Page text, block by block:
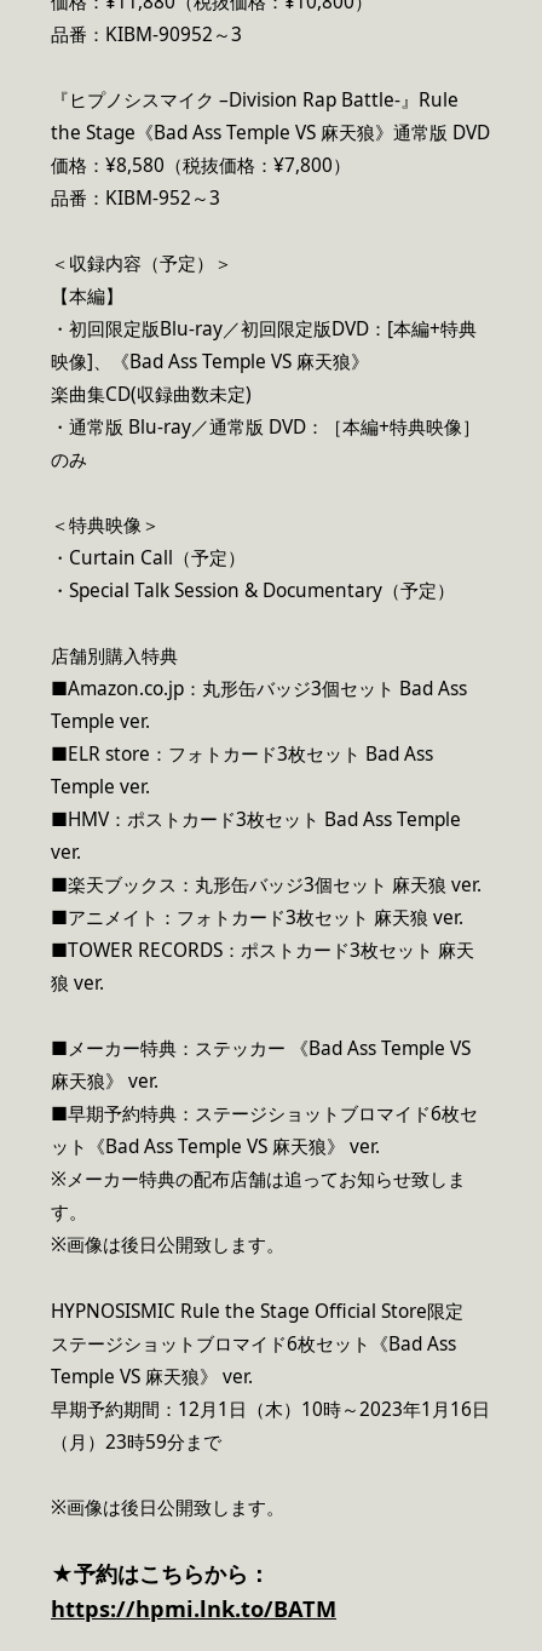
品番：KIBM-90952～3
『ヒプノシスマイク –Division Rap Battle-』Rule
the Stage《Bad Ass Temple VS 麻天狼》通常版 DVD
価格：¥8,580（税抜価格：¥7,800）
品番：KIBM-952～3
＜収録内容（予定）＞
【本編】
・初回限定版Blu-ray／初回限定版DVD：[本編+特典
映像]、《Bad Ass Temple VS 麻天狼》
楽曲集CD(収録曲数未定)
・通常版 Blu-ray／通常版 DVD：［本編+特典映像］
のみ
＜特典映像＞
・Curtain Call（予定）
・Special Talk Session & Documentary（予定）
店舗別購入特典
■Amazon.co.jp：丸形缶バッジ3個セット Bad Ass
Temple ver.
■ELR store：フォトカード3枚セット Bad Ass
Temple ver.
■HMV：ポストカード3枚セット Bad Ass Temple
ver.
■楽天ブックス：丸形缶バッジ3個セット 麻天狼 ver.
■アニメイト：フォトカード3枚セット 麻天狼 ver.
■TOWER RECORDS：ポストカード3枚セット 麻天
狼 ver.
■メーカー特典：ステッカー 《Bad Ass Temple VS
麻天狼》 ver.
■早期予約特典：ステージショットブロマイド6枚セ
ット《Bad Ass Temple VS 麻天狼》 ver.
※メーカー特典の配布店舗は追ってお知らせ致しま
す。
※画像は後日公開致します。
HYPNOSISMIC Rule the Stage Official Store限定
ステージショットブロマイド6枚セット《Bad Ass
Temple VS 麻天狼》 ver.
早期予約期間：12月1日（木）10時～2023年1月16日
（月）23時59分まで
※画像は後日公開致します。
★予約はこちらから：
https://hpmi.lnk.to/BATM